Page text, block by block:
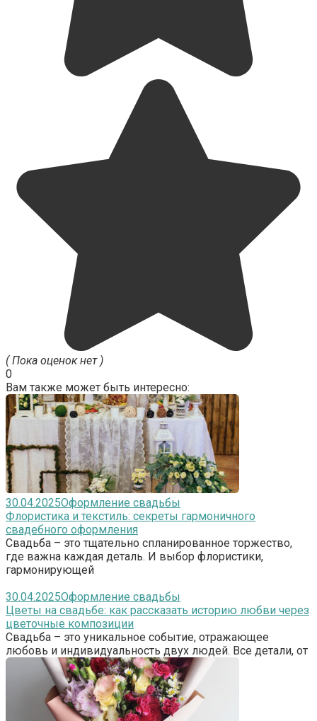
( Пока оценок нет )
0
Вам также может быть интересно:
30.04.2025Оформление свадьбы
Флористика и текстиль: секреты гармоничного
свадебного оформления
Свадьба – это тщательно спланированное торжество,
где важна каждая деталь. И выбор флористики,
гармонирующей
30.04.2025Оформление свадьбы
Цветы на свадьбе: как рассказать историю любви через
цветочные композиции
Свадьба – это уникальное событие, отражающее
любовь и индивидуальность двух людей. Все детали, от